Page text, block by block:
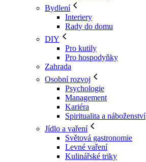
Bydlení
Interiery
Rady do domu
DIY
Pro kutily
Pro hospodyňky
Zahrada
Osobní rozvoj
Psychologie
Management
Kariéra
Spiritualita a náboženství
Jídlo a vaření
Světová gastronomie
Levné vaření
Kulinářské triky